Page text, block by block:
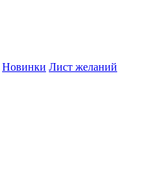
Новинки Лист желаний